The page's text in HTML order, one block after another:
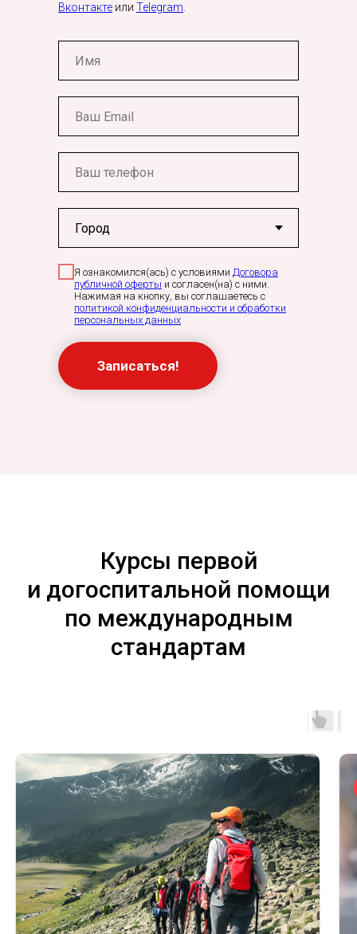
Я ознакомился(ась) с условиями Договора
публичной оферты и согласен(на) с ними.
Нажимая на кнопку, вы соглашаетесь с
политикой конфиденциальности и обработки
персональных данных
Записаться!
Вконтакте или Telegram.
Курсы первой
и догоспитальной помощи
по международным
стандартам